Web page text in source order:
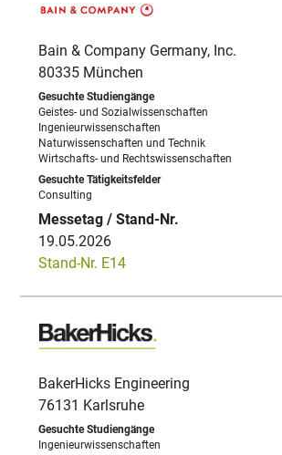
Bain & Company Germany, Inc.
80335 München
Geistes- und Sozialwissenschaften
Ingenieurwissenschaften
Naturwissenschaften und Technik
Wirtschafts- und Rechtswissenschaften
Consulting
19.05.2026
Stand-Nr. E14
BakerHicks Engineering
76131 Karlsruhe
Ingenieurwissenschaften